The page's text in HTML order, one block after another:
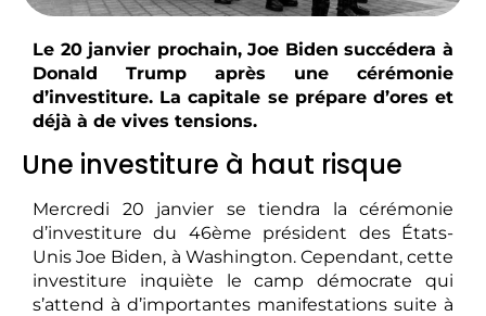
Le 20 janvier prochain, Joe Biden succédera à
Donald Trump après une cérémonie
d’investiture. La capitale se prépare d’ores et
déjà à de vives tensions.
Une investiture à haut risque
Mercredi 20 janvier se tiendra la cérémonie
d’investiture du 46ème président des États-
Unis Joe Biden, à Washington. Cependant, cette
investiture inquiète le camp démocrate qui
s’attend à d’importantes manifestations suite à